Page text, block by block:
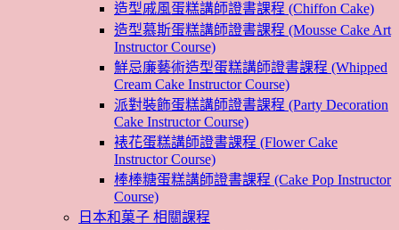
造型戚風蛋糕講師證書課程 (Chiffon Cake)
造型慕斯蛋糕講師證書課程 (Mousse Cake Art
Instructor Course)
鮮忌廉藝術造型蛋糕講師證書課程 (Whipped
Cream Cake Instructor Course)
派對裝飾蛋糕講師證書課程 (Party Decoration
Cake Instructor Course)
裱花蛋糕講師證書課程 (Flower Cake
Instructor Course)
棒棒糖蛋糕講師證書課程 (Cake Pop Instructor
Course)
日本和菓子 相關課程